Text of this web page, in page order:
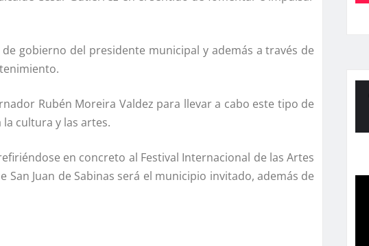
gobierno del presidente municipal y además a través de
Rubén Moreira Valdez para llevar a cabo este tipo de
cultura y las artes.
en concreto al Festival Internacional de las Artes
Juan de Sabinas será el municipio invitado, además de